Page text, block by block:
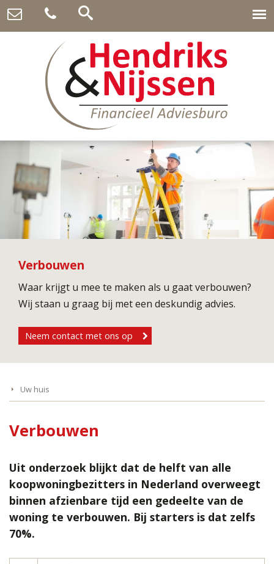
Verbouwen
Waar krijgt u mee te maken als u gaat verbouwen?
Wij staan u graag bij met een deskundig advies.
Neem contact met ons op
Uw huis
Verbouwen
Uit onderzoek blijkt dat de helft van alle
koopwoningbezitters in Nederland overweegt
binnen afzienbare tijd een gedeelte van de
woning te verbouwen. Bij starters is dat zelfs
70%.